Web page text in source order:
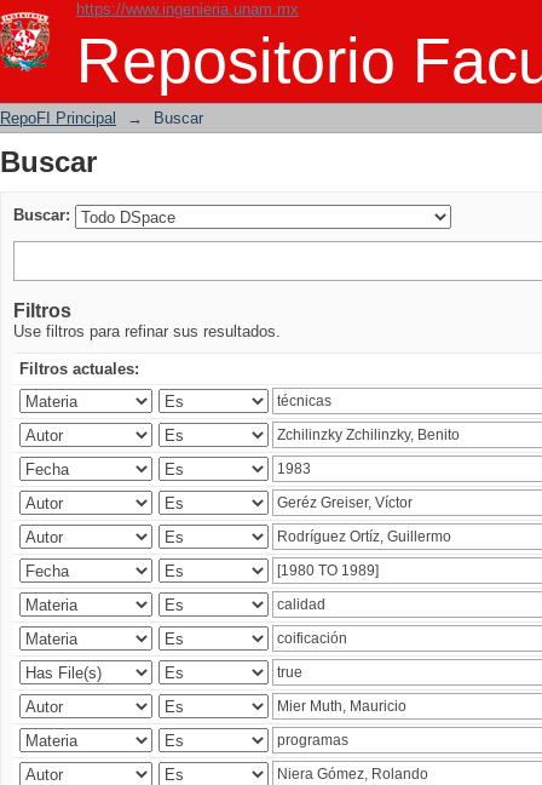
https://www.ingenieria.unam.mx
Repositorio
Buscar
RepoFI Principal → Buscar
Buscar
Buscar:
Filtros
Use filtros para refinar sus resultados.
Filtros actuales: